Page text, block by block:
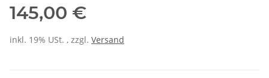
145,00 €
inkl. 19% USt. , zzgl. Versand